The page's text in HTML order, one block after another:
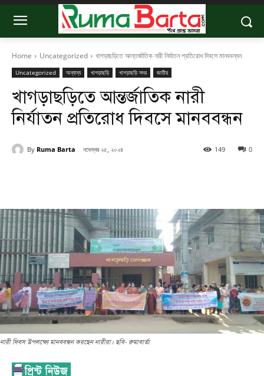
Home Uncategorized খাগড়াছড়িতে আন্তর্জাতিক নারী নির্যাতন প্রতিরোধ দিবসে মানববন্ধন
Uncategorized অন্যান্য খাগড়াছড়ি খাগড়াছড়ি সদর জাতীয়
খাগড়াছড়িতে আন্তর্জাতিক নারী
নির্যাতন প্রতিরোধ দিবসে মানববন্ধন
By Ruma Barta নভেম্বর ২৫, ২০২৪ 0
149
নারী দিবস উপলক্ষ্যে মানববন্ধন করছেন নারীরা। ছবি- রুমাবার্তা